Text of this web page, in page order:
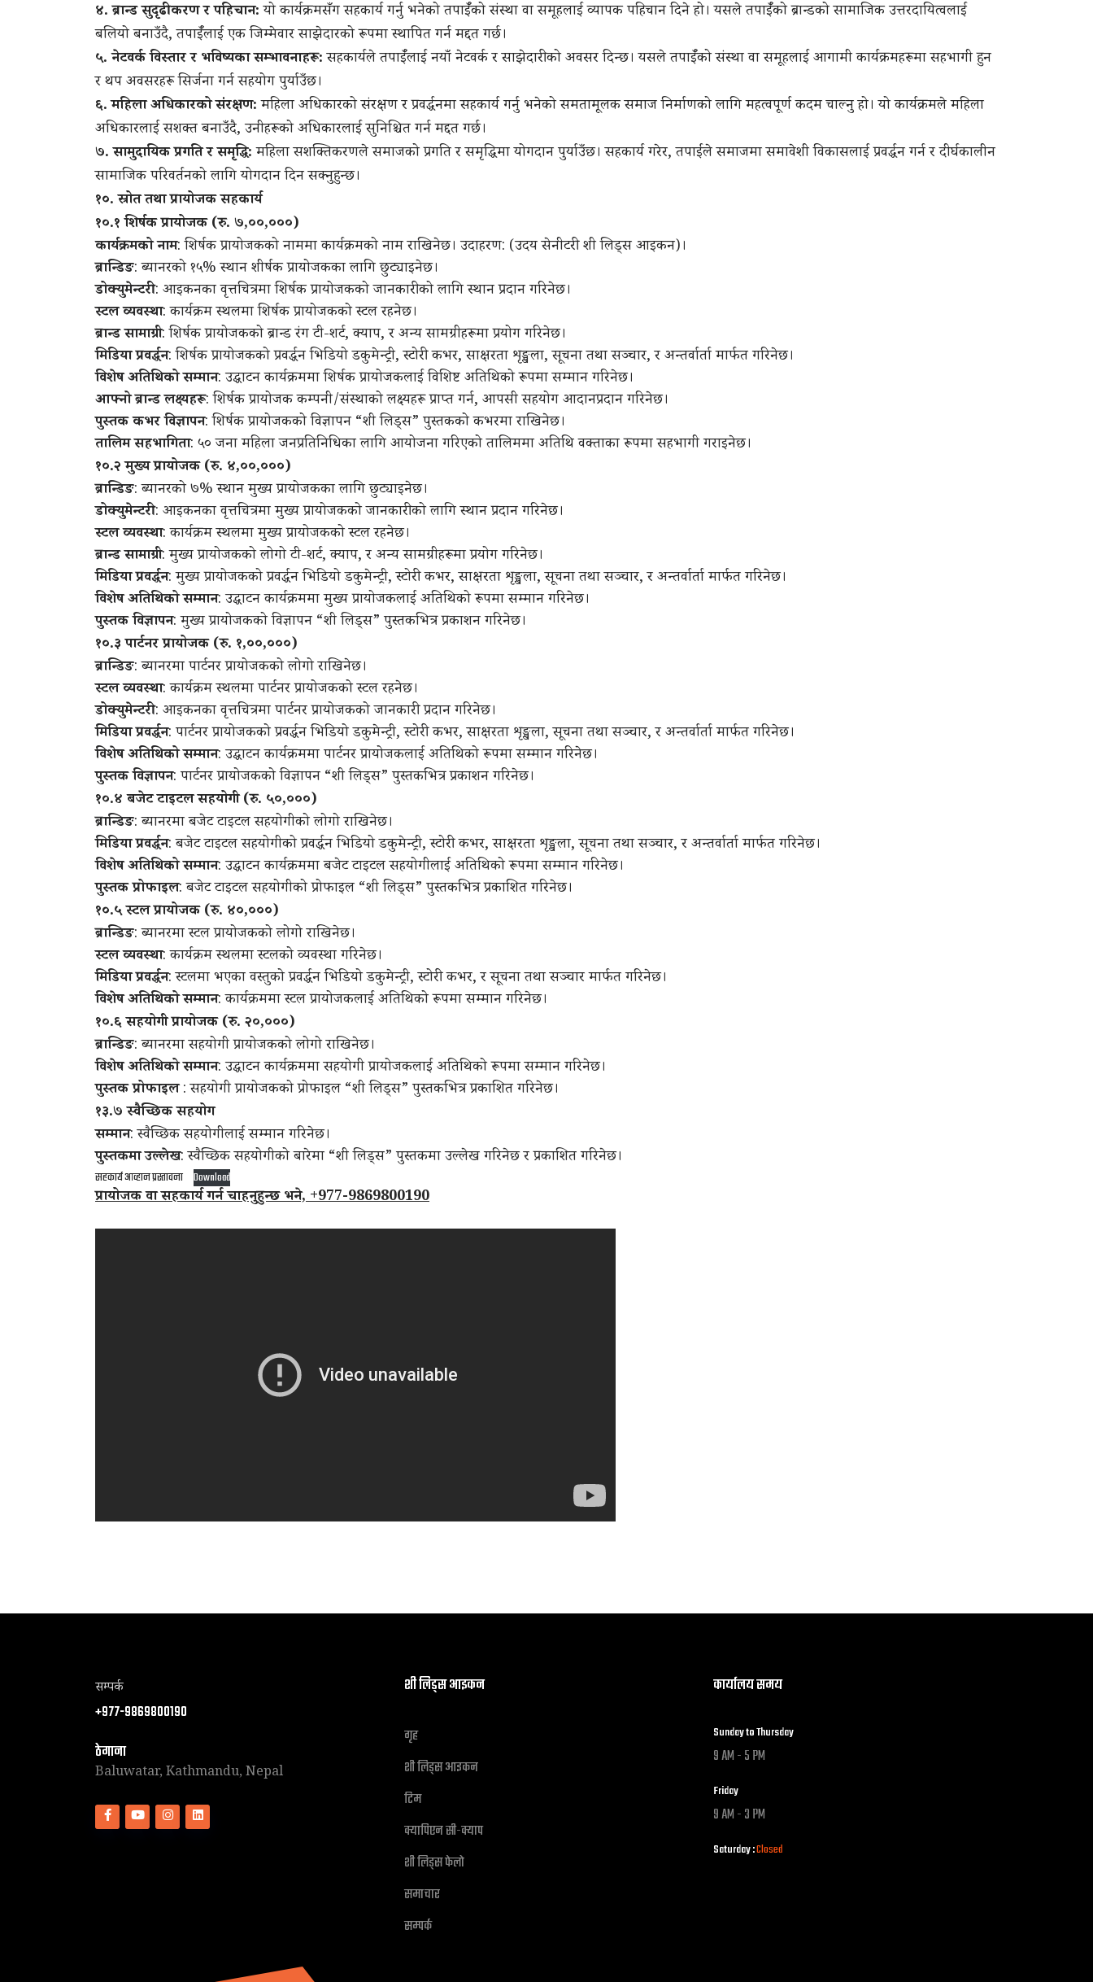
४. ब्रान्ड सुदृढीकरण र पहिचान:यो कार्यक्रमसँग सहकार्य गर्नु भनेको तपाईँको संस्था वा समूहलाई व्यापक पहिचान दिने हो। यसले तपाईँको ब्रान्डको सामाजिक उत्तरदायित्वलाई
बलियो बनाउँदै, तपाईँलाई एक जिम्मेवार साझेदारको रूपमा स्थापित गर्न मद्दत गर्छ।
५. नेटवर्क विस्तार र भविष्यका सम्भावनाहरू:सहकार्यले तपाईँलाई नयाँ नेटवर्क र साझेदारीको अवसर दिन्छ। यसले तपाईँको संस्था वा समूहलाई आगामी कार्यक्रमहरूमा सहभागी हुन
र थप अवसरहरू सिर्जना गर्न सहयोग पुर्याउँछ।
६. महिला अधिकारको संरक्षण:महिला अधिकारको संरक्षण र प्रवर्द्धनमा सहकार्य गर्नु भनेको समतामूलक समाज निर्माणको लागि महत्वपूर्ण कदम चाल्नु हो। यो कार्यक्रमले महिला
अधिकारलाई सशक्त बनाउँदै, उनीहरूको अधिकारलाई सुनिश्चित गर्न मद्दत गर्छ।
७. सामुदायिक प्रगति र समृद्धि:महिला सशक्तिकरणले समाजको प्रगति र समृद्धिमा योगदान पुर्याउँछ। सहकार्य गरेर, तपाईंले समाजमा समावेशी विकासलाई प्रवर्द्धन गर्न र दीर्घकालीन
सामाजिक परिवर्तनको लागि योगदान दिन सक्नुहुन्छ।
१०. स्रोत तथा प्रायोजक सहकार्य
१०.१ शिर्षक प्रायोजक (रु. ७,००,०००)
कार्यक्रमको नाम: शिर्षक प्रायोजकको नाममा कार्यक्रमको नाम राखिनेछ। उदाहरण: (उदय सेनीटरी शी लिड्स आइकन)।
ब्रान्डिङ: ब्यानरको १५% स्थान शीर्षक प्रायोजकका लागि छुट्याइनेछ।
डोक्युमेन्टरी: आइकनका वृत्तचित्रमा शिर्षक प्रायोजकको जानकारीको लागि स्थान प्रदान गरिनेछ।
स्टल व्यवस्था: कार्यक्रम स्थलमा शिर्षक प्रायोजकको स्टल रहनेछ।
ब्रान्ड सामाग्री: शिर्षक प्रायोजकको ब्रान्ड रंग टी-शर्ट, क्याप, र अन्य सामग्रीहरूमा प्रयोग गरिनेछ।
मिडिया प्रवर्द्धन: शिर्षक प्रायोजकको प्रवर्द्धन भिडियो डकुमेन्ट्री, स्टोरी कभर, साक्षरता शृङ्खला, सूचना तथा सञ्चार, र अन्तर्वार्ता मार्फत गरिनेछ।
विशेष अतिथिको सम्मान: उद्घाटन कार्यक्रममा शिर्षक प्रायोजकलाई विशिष्ट अतिथिको रूपमा सम्मान गरिनेछ।
आफ्नो ब्रान्ड लक्ष्यहरू: शिर्षक प्रायोजक कम्पनी/संस्थाको लक्ष्यहरू प्राप्त गर्न, आपसी सहयोग आदानप्रदान गरिनेछ।
पुस्तक कभर विज्ञापन: शिर्षक प्रायोजकको विज्ञापन “शी लिड्स” पुस्तकको कभरमा राखिनेछ।
तालिम सहभागिता: ५० जना महिला जनप्रतिनिधिका लागि आयोजना गरिएको तालिममा अतिथि वक्ताका रूपमा सहभागी गराइनेछ।
१०.२ मुख्य प्रायोजक (रु. ४,००,०००)
ब्रान्डिङ: ब्यानरको ७% स्थान मुख्य प्रायोजकका लागि छुट्याइनेछ।
डोक्युमेन्टरी: आइकनका वृत्तचित्रमा मुख्य प्रायोजकको जानकारीको लागि स्थान प्रदान गरिनेछ।
स्टल व्यवस्था: कार्यक्रम स्थलमा मुख्य प्रायोजकको स्टल रहनेछ।
ब्रान्ड सामाग्री: मुख्य प्रायोजकको लोगो टी-शर्ट, क्याप, र अन्य सामग्रीहरूमा प्रयोग गरिनेछ।
मिडिया प्रवर्द्धन: मुख्य प्रायोजकको प्रवर्द्धन भिडियो डकुमेन्ट्री, स्टोरी कभर, साक्षरता शृङ्खला, सूचना तथा सञ्चार, र अन्तर्वार्ता मार्फत गरिनेछ।
विशेष अतिथिको सम्मान: उद्घाटन कार्यक्रममा मुख्य प्रायोजकलाई अतिथिको रूपमा सम्मान गरिनेछ।
पुस्तक विज्ञापन: मुख्य प्रायोजकको विज्ञापन “शी लिड्स” पुस्तकभित्र प्रकाशन गरिनेछ।
१०.३ पार्टनर प्रायोजक (रु. १,००,०००)
ब्रान्डिङ: ब्यानरमा पार्टनर प्रायोजकको लोगो राखिनेछ।
स्टल व्यवस्था: कार्यक्रम स्थलमा पार्टनर प्रायोजकको स्टल रहनेछ।
डोक्युमेन्टरी: आइकनका वृत्तचित्रमा पार्टनर प्रायोजकको जानकारी प्रदान गरिनेछ।
मिडिया प्रवर्द्धन: पार्टनर प्रायोजकको प्रवर्द्धन भिडियो डकुमेन्ट्री, स्टोरी कभर, साक्षरता शृङ्खला, सूचना तथा सञ्चार, र अन्तर्वार्ता मार्फत गरिनेछ।
विशेष अतिथिको सम्मान: उद्घाटन कार्यक्रममा पार्टनर प्रायोजकलाई अतिथिको रूपमा सम्मान गरिनेछ।
पुस्तक विज्ञापन: पार्टनर प्रायोजकको विज्ञापन “शी लिड्स” पुस्तकभित्र प्रकाशन गरिनेछ।
१०.४ बजेट टाइटल सहयोगी (रु. ५०,०००)
ब्रान्डिङ: ब्यानरमा बजेट टाइटल सहयोगीको लोगो राखिनेछ।
मिडिया प्रवर्द्धन: बजेट टाइटल सहयोगीको प्रवर्द्धन भिडियो डकुमेन्ट्री, स्टोरी कभर, साक्षरता शृङ्खला, सूचना तथा सञ्चार, र अन्तर्वार्ता मार्फत गरिनेछ।
विशेष अतिथिको सम्मान: उद्घाटन कार्यक्रममा बजेट टाइटल सहयोगीलाई अतिथिको रूपमा सम्मान गरिनेछ।
पुस्तक प्रोफाइल: बजेट टाइटल सहयोगीको प्रोफाइल “शी लिड्स” पुस्तकभित्र प्रकाशित गरिनेछ।
१०.५ स्टल प्रायोजक (रु. ४०,०००)
ब्रान्डिङ: ब्यानरमा स्टल प्रायोजकको लोगो राखिनेछ।
स्टल व्यवस्था: कार्यक्रम स्थलमा स्टलको व्यवस्था गरिनेछ।
मिडिया प्रवर्द्धन: स्टलमा भएका वस्तुको प्रवर्द्धन भिडियो डकुमेन्ट्री, स्टोरी कभर, र सूचना तथा सञ्चार मार्फत गरिनेछ।
विशेष अतिथिको सम्मान: कार्यक्रममा स्टल प्रायोजकलाई अतिथिको रूपमा सम्मान गरिनेछ।
१०.६ सहयोगी प्रायोजक (रु. २०,०००)
ब्रान्डिङ: ब्यानरमा सहयोगी प्रायोजकको लोगो राखिनेछ।
विशेष अतिथिको सम्मान: उद्घाटन कार्यक्रममा सहयोगी प्रायोजकलाई अतिथिको रूपमा सम्मान गरिनेछ।
पुस्तक प्रोफाइल: सहयोगी प्रायोजकको प्रोफाइल “शी लिड्स” पुस्तकभित्र प्रकाशित गरिनेछ।
१३.७ स्वैच्छिक सहयोग
सम्मान: स्वैच्छिक सहयोगीलाई सम्मान गरिनेछ।
पुस्तकमा उल्लेख: स्वैच्छिक सहयोगीको बारेमा “शी लिड्स” पुस्तकमा उल्लेख गरिनेछ र प्रकाशित गरिनेछ।
सहकार्य आव्हान प्रस्तावना Download
प्रायोजक वा सहकार्य गर्न चाहनुहुन्छ भने, +977-9869800190
सम्पर्क
+977-9869800190
ठेगाना
Baluwatar, Kathmandu, Nepal
शी लिड्स आइकन
गृह
शी लिड्स आइकन
टिम
क्यापिएन सी-क्याप
शी लिड्स फेलो
समाचार
सम्पर्क
कार्यालय समय
Sunday to Thursday
9 AM - 5 PM
Friday
9 AM - 3 PM
Saturday :Closed